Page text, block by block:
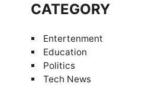
CATEGORY
Entertenment
Education
Politics
Tech News